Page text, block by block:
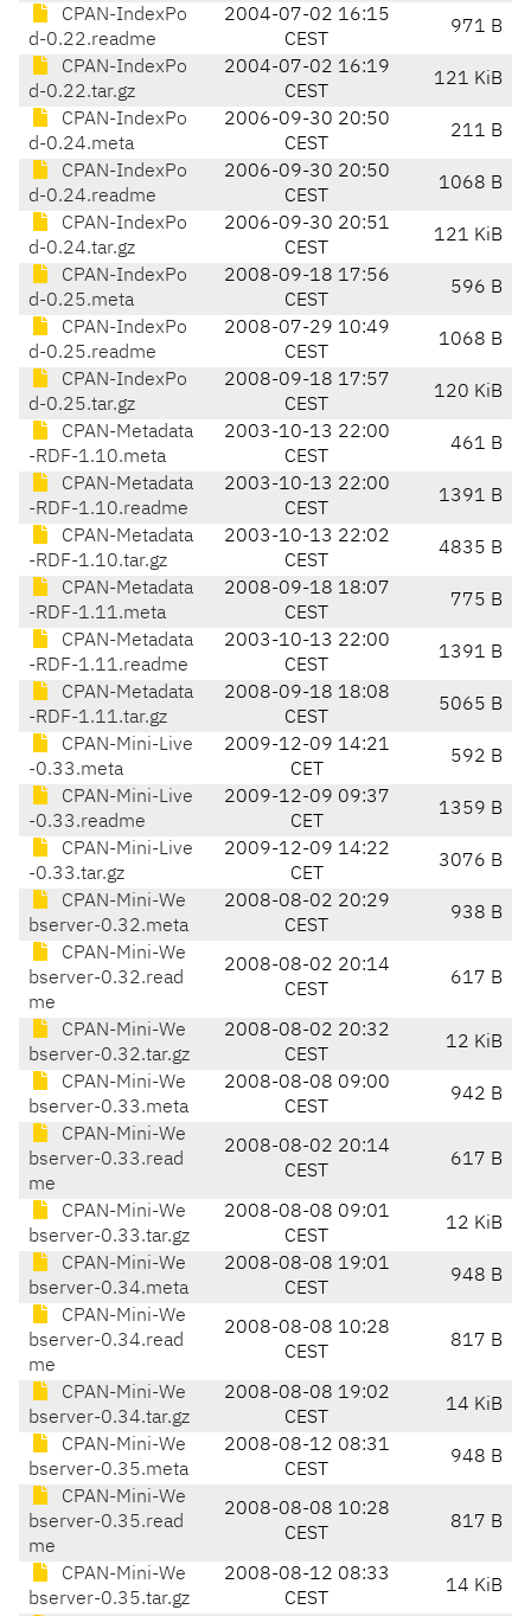
CPAN-IndexPo
d-0.22.readme
2004-07-02 16:15
CEST
971 B
CPAN-IndexPo
d-0.22.tar.gz
2004-07-02 16:19
CEST
121 KiB
CPAN-IndexPo
d-0.24.meta
2006-09-30 20:50
CEST
211 B
CPAN-IndexPo
d-0.24.readme
2006-09-30 20:50
CEST
1068 B
CPAN-IndexPo
d-0.24.tar.gz
2006-09-30 20:51
CEST
121 KiB
CPAN-IndexPo
d-0.25.meta
2008-09-18 17:56
CEST
596 B
CPAN-IndexPo
d-0.25.readme
2008-07-29 10:49
CEST
1068 B
CPAN-IndexPo
d-0.25.tar.gz
2008-09-18 17:57
CEST
120 KiB
CPAN-Metadata
-RDF-1.10.meta
2003-10-13 22:00
CEST
461 B
CPAN-Metadata
-RDF-1.10.readme
2003-10-13 22:00
CEST
1391 B
CPAN-Metadata
-RDF-1.10.tar.gz
2003-10-13 22:02
CEST
4835 B
CPAN-Metadata
-RDF-1.11.meta
2008-09-18 18:07
CEST
775 B
CPAN-Metadata
-RDF-1.11.readme
2003-10-13 22:00
CEST
1391 B
CPAN-Metadata
-RDF-1.11.tar.gz
2008-09-18 18:08
CEST
5065 B
CPAN-Mini-Live
-0.33.meta
2009-12-09 14:21
CET
592 B
CPAN-Mini-Live
-0.33.readme
2009-12-09 09:37
CET
1359 B
CPAN-Mini-Live
-0.33.tar.gz
2009-12-09 14:22
CET
3076 B
CPAN-Mini-We
bserver-0.32.meta
2008-08-02 20:29
CEST
938 B
CPAN-Mini-We
bserver-0.32.read
me
2008-08-02 20:14
CEST
617 B
CPAN-Mini-We
bserver-0.32.tar.gz
2008-08-02 20:32
CEST
12 KiB
CPAN-Mini-We
bserver-0.33.meta
2008-08-08 09:00
CEST
942 B
CPAN-Mini-We
bserver-0.33.read
me
2008-08-02 20:14
CEST
617 B
CPAN-Mini-We
bserver-0.33.tar.gz
2008-08-08 09:01
CEST
12 KiB
CPAN-Mini-We
bserver-0.34.meta
2008-08-08 19:01
CEST
948 B
CPAN-Mini-We
bserver-0.34.read
me
2008-08-08 10:28
CEST
817 B
CPAN-Mini-We
bserver-0.34.tar.gz
2008-08-08 19:02
CEST
14 KiB
CPAN-Mini-We
bserver-0.35.meta
2008-08-12 08:31
CEST
948 B
CPAN-Mini-We
bserver-0.35.read
me
2008-08-08 10:28
CEST
817 B
CPAN-Mini-We
bserver-0.35.tar.gz
2008-08-12 08:33
CEST
14 KiB